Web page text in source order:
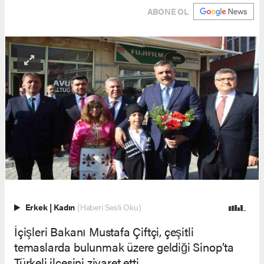
ABONE OL
Erkek | Kadın (Haberi Sesli Oku)
İçişleri Bakanı Mustafa Çiftçi, çeşitli
temaslarda bulunmak üzere geldiği Sinop’ta